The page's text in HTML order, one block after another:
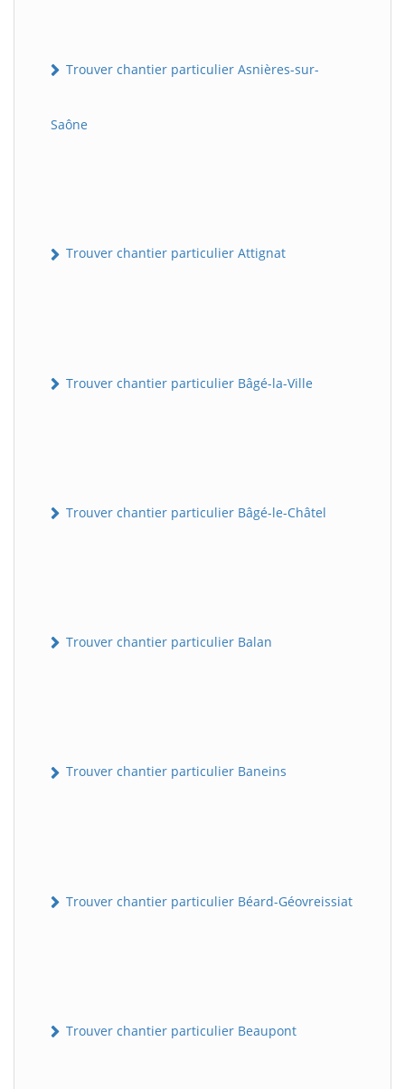
Trouver chantier particulier Asnières-sur-
Saône
Trouver chantier particulier Attignat
Trouver chantier particulier Bâgé-la-Ville
Trouver chantier particulier Bâgé-le-Châtel
Trouver chantier particulier Balan
Trouver chantier particulier Baneins
Trouver chantier particulier Béard-Géovreissiat
Trouver chantier particulier Beaupont